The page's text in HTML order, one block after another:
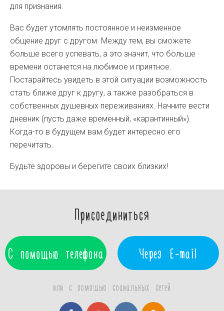
для признания.
Вас будет утомлять постоянное и неизменное
общение друг с другом. Между тем, вы сможете
больше всего успевать, а это значит, что больше
времени останется на любимое и приятное.
Постарайтесь увидеть в этой ситуации возможность
стать ближе друг к другу, а также разобраться в
собственных душевных переживаниях. Начните вести
дневник (пусть даже временный, «карантинный»).
Когда-то в будущем вам будет интересно его
перечитать.
Будьте здоровы и берегите своих близких!
Присоединиться
С помощью телефона Через E-mail
или с помощью социальных сетей